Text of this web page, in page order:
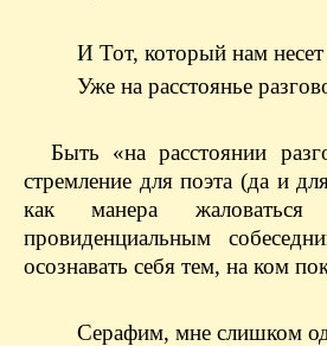
И Тот, который нам несет
Уже на расстоянье
Быть «на расстоянии
стремление для поэта (да и
как манера
провиденциальным
осознавать себя тем, на ком
Серафим, мне слишком